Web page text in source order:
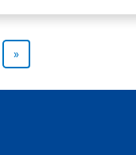
»Next page